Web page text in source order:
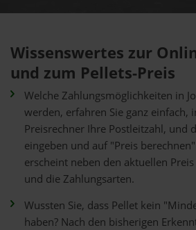
Wissenswertes zur
und zum Pellets-Preis
Welche Zahlungsmöglichkeiten in
werden, erfahren Sie ganz einfach,
Preisrechner Ihre Postleitzahl, und
eingeben und auf "Preis
erscheint neben den aktuellen
und die Zahlungsarten.
Wussten Sie, dass Pellet kein
haben? Nach den bisherigen